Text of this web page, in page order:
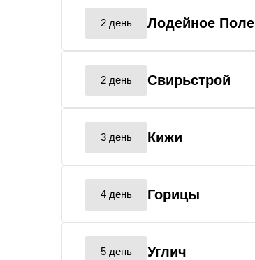
2 день Лодейное Поле
2 день Свирьстрой
3 день Кижи
4 день Горицы
5 день Углич